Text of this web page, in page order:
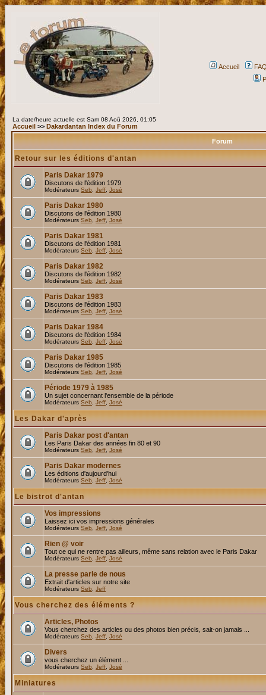
Accueil
La date/heure actuelle est Sam 08 Aoû 2026, 01:05
Accueil >> Dakardantan Index du Forum
Forum
Retour sur les éditions d'antan
Paris Dakar 1979
Discutons de l'édition 1979
Modérateurs Seb Jeff José
Paris Dakar 1980
Discutons de l'édition 1980
Modérateurs Seb Jeff José
Paris Dakar 1981
Discutons de l'édition 1981
Modérateurs Seb Jeff José
Paris Dakar 1982
Discutons de l'édition 1982
Modérateurs Seb Jeff José
Paris Dakar 1983
Discutons de l'édition 1983
Modérateurs Seb Jeff José
Paris Dakar 1984
Discutons de l'édition 1984
Modérateurs Seb Jeff José
Paris Dakar 1985
Discutons de l'édition 1985
Modérateurs Seb Jeff José
Période 1979 à 1985
Un sujet concernant l'ensemble de la période
Modérateurs Seb Jeff José
Les Dakar d'après
Paris Dakar post d'antan
Les Paris Dakar des années fin 80 et 90
Modérateurs Seb Jeff José
Paris Dakar modernes
Les éditions d'aujourd'hui
Modérateurs Seb Jeff José
Le bistrot d'antan
Vos impressions
Laissez ici vos impressions générales
Modérateurs Seb Jeff José
Rien @ voir
Tout ce qui ne rentre pas ailleurs, même sans relation avec le Paris Dakar
Modérateurs Seb Jeff José
La presse parle de nous
Extrait d'articles sur notre site
Modérateurs Seb Jeff
Vous cherchez des éléments ?
Articles, Photos
Vous cherchez des articles ou des photos bien précis, sait-on jamais ...
Modérateurs Seb Jeff José
Divers
vous cherchez un élément ...
Modérateurs Seb Jeff José
Miniatures